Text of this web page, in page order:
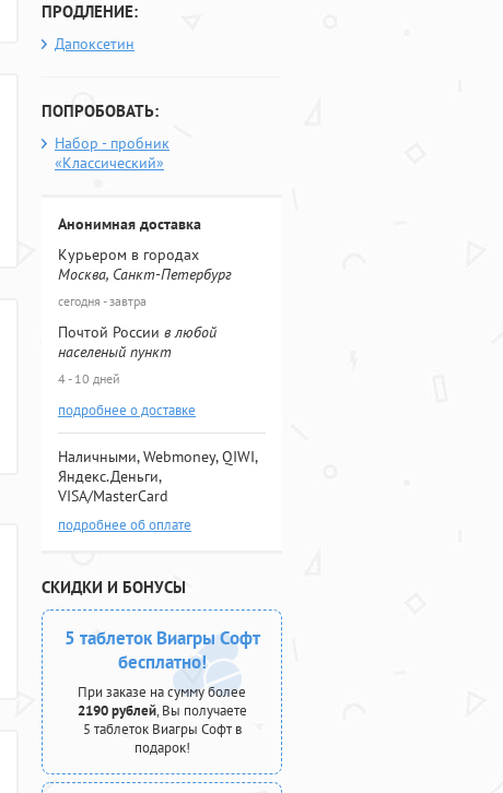
ПРОДЛЕНИЕ:
Дапоксетин
ПОПРОБОВАТЬ:
Набор - пробник
«Классический»
Анонимная доставка
Курьером в городах
Москва, Санкт-Петербург
сегодня - завтра
Почтой России в любой
населеный пункт
4 - 10 дней
подробнее о доставке
Наличными, Webmoney, QIWI,
Яндекс.Деньги,
VISA/MasterCard
подробнее об оплате
СКИДКИ И БОНУСЫ
5 таблеток Виагры Софт
бесплатно!
При заказе на сумму более
2190 рублей, Вы получаете
5 таблеток Виагры Софт в
подарок!